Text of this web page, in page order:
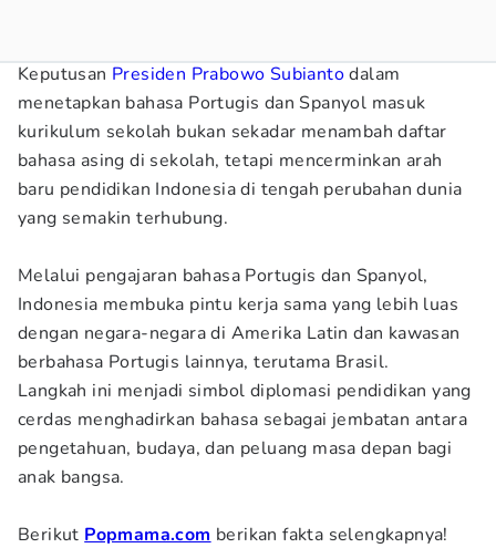
Keputusan Presiden Prabowo Subiantodalam
menetapkan bahasa Portugis dan Spanyol masuk
kurikulum sekolah bukan sekadar menambah daftar
bahasa asing di sekolah, tetapi mencerminkan arah
baru pendidikan Indonesia di tengah perubahan dunia
yang semakin terhubung.
Melalui pengajaran bahasa Portugis dan Spanyol,
Indonesia membuka pintu kerja sama yang lebih luas
dengan negara-negara di Amerika Latin dan kawasan
berbahasa Portugis lainnya, terutama Brasil.
Langkah ini menjadi simbol diplomasi pendidikan yang
cerdas menghadirkan bahasa sebagai jembatan antara
pengetahuan, budaya, dan peluang masa depan bagi
anak bangsa.
Berikut Popmama.com berikan fakta selengkapnya!